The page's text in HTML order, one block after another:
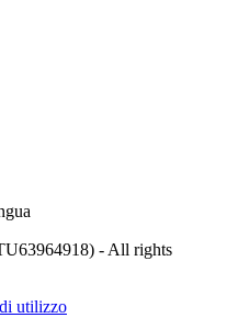
- All rights
utilizzo